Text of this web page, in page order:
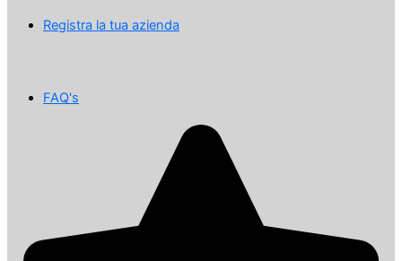
Registra la tua azienda
FAQ's